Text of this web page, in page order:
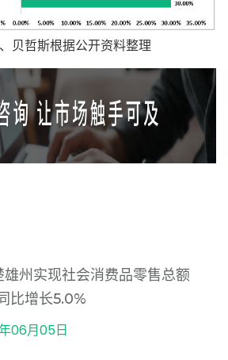
贝哲斯根据公开资料整理
州实现社会消费品零售总额
比增长5.0%
06月05日